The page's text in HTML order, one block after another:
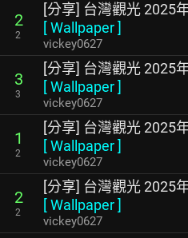
2
2
[分享] 台灣觀光 2025
[Wallpaper]
vickey0627
3
3
[分享] 台灣觀光 2025
[Wallpaper]
vickey0627
1
2
[分享] 台灣觀光 2025
[Wallpaper]
vickey0627
2
2
[分享] 台灣觀光 2025
[Wallpaper]
vickey0627